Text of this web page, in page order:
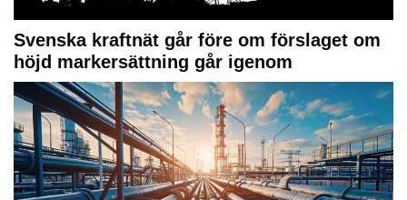
Svenska kraftnät går före om förslaget om
höjd markersättning går igenom